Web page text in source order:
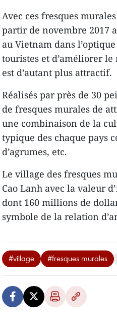
Avec ces fresques
partir de novembre 2017
au Vietnam dans
touristes et d’améliorer
est d’autant plus attractif.
Réalisés par près de 30
de fresques murales de
une combinaison de la
typique des chaque pays
d’agrumes, etc.
Le village des fresques
Cao Lanh avec la valeur
dont 160 millions de
symbole de la relation
#village #fresques murales